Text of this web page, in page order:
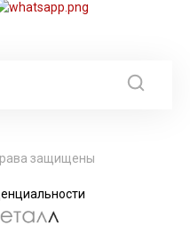
защищены